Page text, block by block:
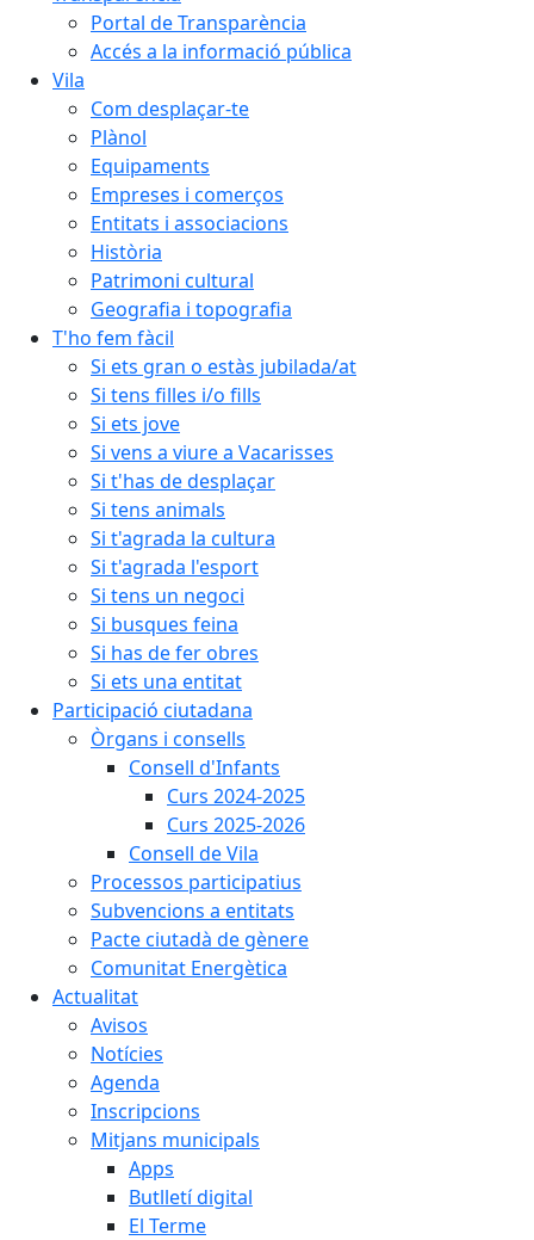
Portal de Transparència
Accés a la informació pública
Vila
Com desplaçar-te
Plànol
Equipaments
Empreses i comerços
Entitats i associacions
Història
Patrimoni cultural
Geografia i topografia
T'ho fem fàcil
Si ets gran o estàs jubilada/at
Si tens filles i/o fills
Si ets jove
Si vens a viure a Vacarisses
Si t'has de desplaçar
Si tens animals
Si t'agrada la cultura
Si t'agrada l'esport
Si tens un negoci
Si busques feina
Si has de fer obres
Si ets una entitat
Participació ciutadana
Òrgans i consells
Consell d'Infants
Curs 2024-2025
Curs 2025-2026
Consell de Vila
Processos participatius
Subvencions a entitats
Pacte ciutadà de gènere
Comunitat Energètica
Actualitat
Avisos
Notícies
Agenda
Inscripcions
Mitjans municipals
Apps
Butlletí digital
El Terme